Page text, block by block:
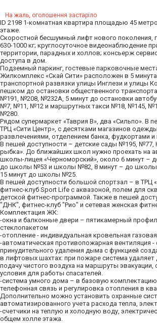
На жаль, оголошення застаріло
ID 2198 1-комнатная квартира площадью 45
этаже.
Скоростной бесшумный лифт нового поколения,
630-1000 кг; круглосуточное видеонаблюдение
территории, парадных и холлов; консьерж
доступа в дом.
Подземный паркинг, гостевые парковочные
Жилкомплекс «Скай Сити» расположен в 5
транспортной развязки улицы Инглези и улицы
пешком до остановки общественного
№191, №208, №232А, 5 минут до остановки
№7, №11, №12 и маршрутных такси №18, №145,
№280.
Рядом супермаркет «Таврия В», два «Сильпо». В
ТРЦ «Сити Центр», с десятками магазинов
развлечениями, отделением банка, фудкортами и
В пешей доступности – детские сады №195, №77,
рыбка». До ближайших школ нужно проехать на
школы-лицея «Черноморский», около 6 минут –
до школы №53 и школы №82, 8 минут – до школы
15 минут до школы №25.
В пешей доступности большой спортзал – в ТРЦ
фитнес-клуб Sport Life с аквазоной, полем для
детской фитнес-программой. Также в пешей
"ДНК", фитнес-клуб "Рио" и сетевая женская
Комплектация ЖК:
-окна и балконные двери – пятикамерный
стеклопакетом
-отопление - индивидуальная кровельная
-автоматическая противопожарная вентиляция -
принудительного удаления дыма с функцией
в лифтовых шахтах: при пожаре система
подачу чистого воздуха на маршруты эвакуации,
условия для работы спасателей.
-система умного дома – в базовую комплектацию
телефонная связь и регулировка отопления в
Дополнительно можно установить охранные
автоматизированного учета расхода тепла,
-счетчики на теплую и холодную воду,
общем холле этажа.